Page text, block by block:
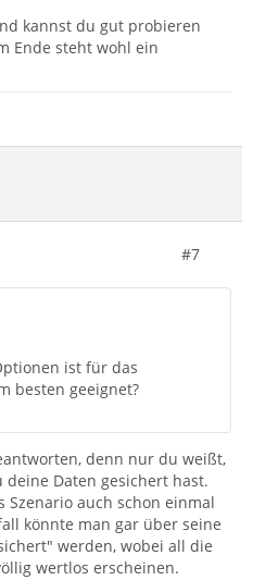
kannst du gut probieren
Ende steht wohl ein
#7
ist für das
besten geeignet?
denn nur du weißt,
Daten gesichert hast.
Szenario auch schon einmal
könnte man gar über seine
werden, wobei all die
wertlos erscheinen.